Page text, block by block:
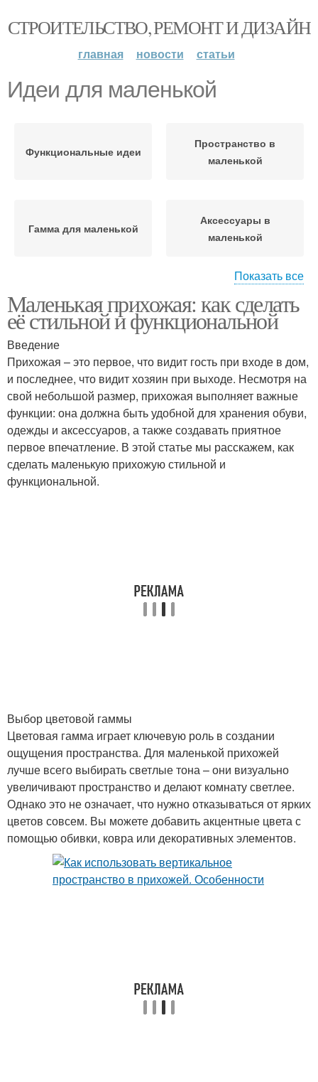
СТРОИТЕЛЬСТВО, РЕМОНТ И ДИЗАЙН
главная новости статьи
Идеи для маленькой
Функциональные идеи
Пространство в
маленькой
Гамма для маленькой
Аксессуары в
маленькой
маленькой
Мебель для маленькой
Ковер для маленькой Фишки для маленькой
Умные идеи Стили для маленькой
Показать все
Маленькая прихожая: как сделать
её стильной и функциональной
Введение
Прихожая – это первое, что видит гость при входе в дом,
и последнее, что видит хозяин при выходе. Несмотря на
свой небольшой размер, прихожая выполняет важные
функции: она должна быть удобной для хранения обуви,
одежды и аксессуаров, а также создавать приятное
первое впечатление. В этой статье мы расскажем, как
сделать маленькую прихожую стильной и
функциональной.
Выбор цветовой гаммы
Цветовая гамма играет ключевую роль в создании
ощущения пространства. Для маленькой прихожей
лучше всего выбирать светлые тона – они визуально
увеличивают пространство и делают комнату светлее.
Однако это не означает, что нужно отказываться от ярких
цветов совсем. Вы можете добавить акцентные цвета с
помощью обивки, ковра или декоративных элементов.